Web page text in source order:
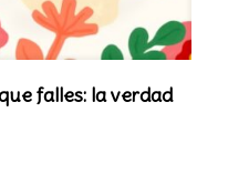
falles: la verdad